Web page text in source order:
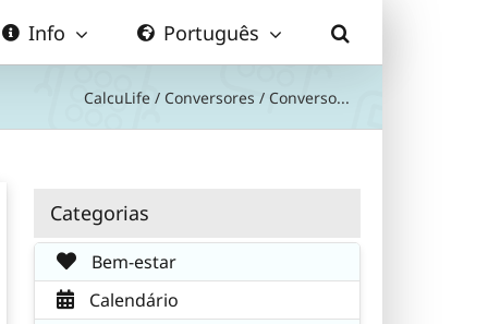
Info Português
CalcuLife / Conversores / Converso...
Categorias
Bem-estar
Calendário